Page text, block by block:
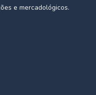
e mercadológicos.